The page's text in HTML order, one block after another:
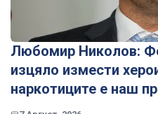
Любомир Николов:
изцяло измести
наркотиците е наш